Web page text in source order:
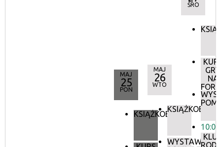
MAJ
25
PON
KSIĄŻKOBIEG
MAJ
26
WTO
KSIĄŻKOBIEG
WYSTAWA:
ŚRO
GRY
NA
10:00